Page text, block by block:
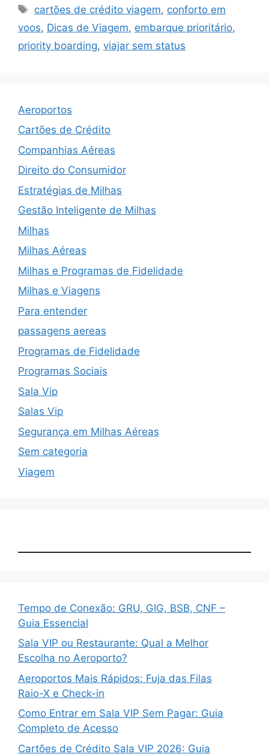
Tags
cartões de crédito viagem, conforto em
voos, Dicas de Viagem, embarque prioritário,
priority boarding, viajar sem status
Aeroportos
Cartões de Crédito
Companhias Aéreas
Direito do Consumidor
Estratégias de Milhas
Gestão Inteligente de Milhas
Milhas
Milhas Aéreas
Milhas e Programas de Fidelidade
Milhas e Viagens
Para entender
passagens aereas
Programas de Fidelidade
Programas Sociais
Sala Vip
Salas Vip
Segurança em Milhas Aéreas
Sem categoria
Viagem
Tempo de Conexão: GRU, GIG, BSB, CNF –
Guia Essencial
Sala VIP ou Restaurante: Qual a Melhor
Escolha no Aeroporto?
Aeroportos Mais Rápidos: Fuja das Filas
Raio-X e Check-in
Como Entrar em Sala VIP Sem Pagar: Guia
Completo de Acesso
Cartões de Crédito Sala VIP 2026: Guia